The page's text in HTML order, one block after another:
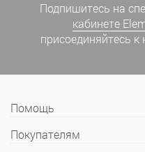
Подпишитесь на
кабинете
присоединяйтесь к
Помощь
Покупателям